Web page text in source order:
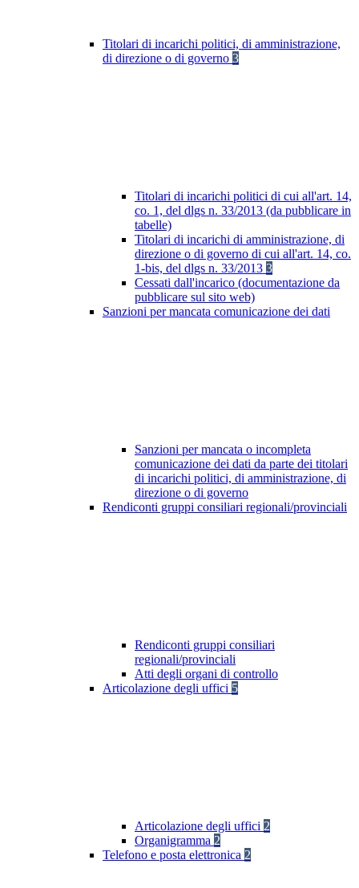
Titolari di incarichi politici, di amministrazione,
di direzione o di governo 3
Titolari di incarichi politici di cui all'art. 14,
co. 1, del dlgs n. 33/2013 (da pubblicare in
tabelle)
Titolari di incarichi di amministrazione, di
direzione o di governo di cui all'art. 14, co.
1-bis, del dlgs n. 33/2013 3
Cessati dall'incarico (documentazione da
pubblicare sul sito web)
Sanzioni per mancata comunicazione dei dati
Sanzioni per mancata o incompleta
comunicazione dei dati da parte dei titolari
di incarichi politici, di amministrazione, di
direzione o di governo
Rendiconti gruppi consiliari regionali/provinciali
Rendiconti gruppi consiliari
regionali/provinciali
Atti degli organi di controllo
Articolazione degli uffici 5
Articolazione degli uffici 2
Organigramma 2
Telefono e posta elettronica 2